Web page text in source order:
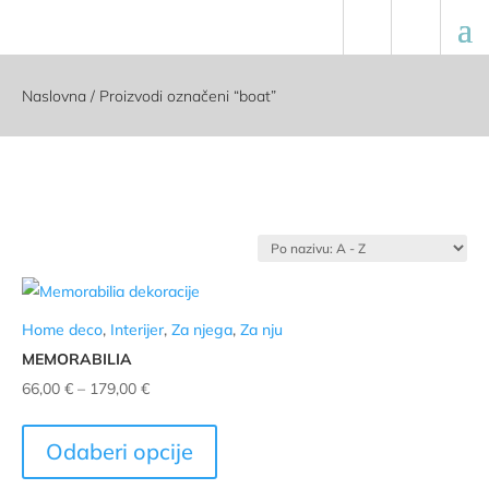
Naslovna / Proizvodi označeni “boat”
Home deco, Interijer, Za njega, Za nju
MEMORABILIA
66,00 € – 179,00 €Raspon
od
66,00 €
Odaberi opcije
ima